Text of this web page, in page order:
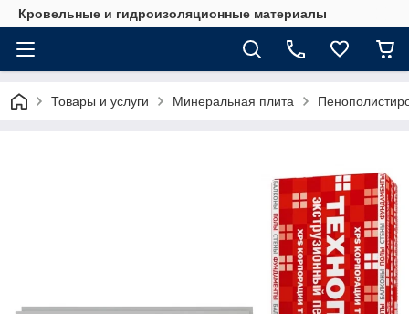
Кровельные и гидроизоляционные материалы
Товары и услуги Минеральная плита